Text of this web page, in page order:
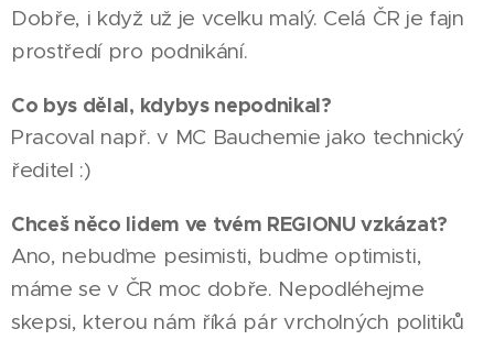
Dobře, i když už je vcelku malý. Celá ČR je fajn
prostředí pro podnikání.
Co bys dělal, kdybys nepodnikal?
Pracoval např. v MC Bauchemie jako technický
ředitel :)
Chceš něco lidem ve tvém REGIONU vzkázat?
Ano, nebuďme pesimisti, buďme optimisti,
máme se v ČR moc dobře. Nepodléhejme
skepsi, kterou nám říká pár vrcholných politiků